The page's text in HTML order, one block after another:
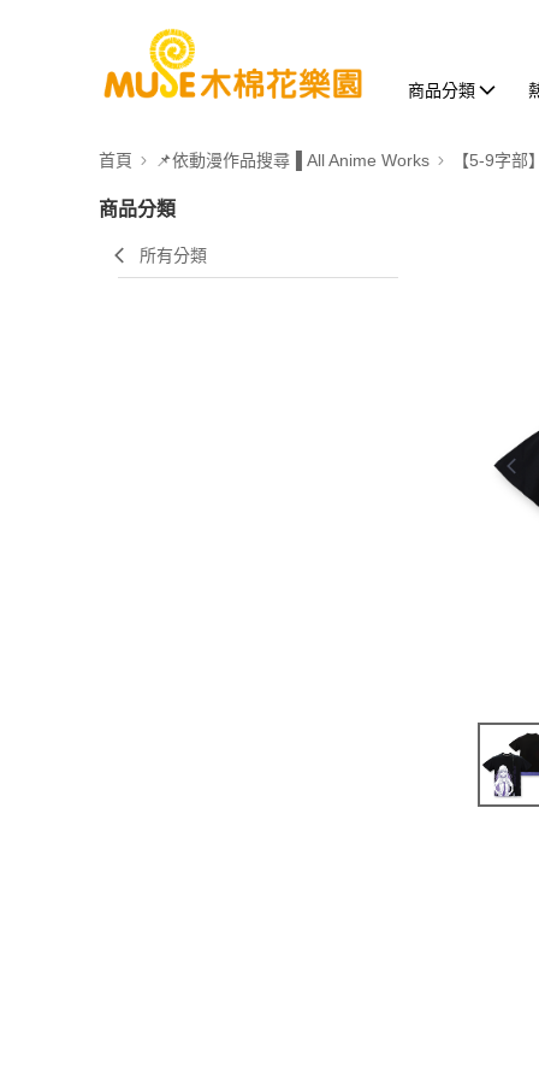
商品分類
首頁 📌依動漫作品搜尋▐ All Anime Works 【5-9字部
商品分類
所有分類